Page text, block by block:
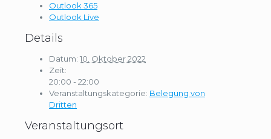
Outlook 365
Outlook Live
Details
Datum: 10. Oktober 2022
Zeit:
20:00 - 22:00
Veranstaltungskategorie: Belegung von
Dritten
Veranstaltungsort